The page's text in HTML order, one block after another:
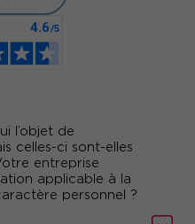
l’objet de
celles-ci sont-elles
entreprise
applicable à la
personnel ?